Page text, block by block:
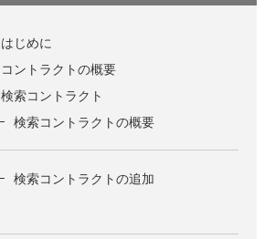
はじめに
コントラクトの概要
検索コントラクト
検索コントラクトの概要
検索コントラクトの追加